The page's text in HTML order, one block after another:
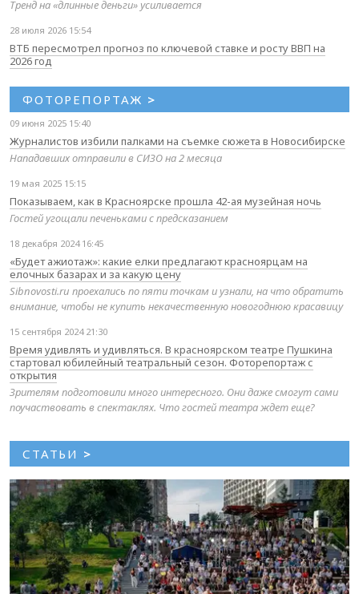
Тренд на «длинные деньги» усиливается
28 июля 2026 15:54
ВТБ пересмотрел прогноз по ключевой ставке и росту ВВП на
2026 год
ФОТОРЕПОРТАЖ >
09 июня 2025 15:40
Журналистов избили палками на съемке сюжета в Новосибирске
Нападавших отправили в СИЗО на 2 месяца
19 мая 2025 15:15
Показываем, как в Красноярске прошла 42-ая музейная ночь
Гостей угощали печеньками с предсказанием
18 декабря 2024 16:45
«Будет ажиотаж»: какие елки предлагают красноярцам на
елочных базарах и за какую цену
Sibnovosti.ru проехались по пяти точкам и узнали, на что обратить
внимание, чтобы не купить некачественную новогоднюю красавицу
15 сентября 2024 21:30
Время удивлять и удивляться. В красноярском театре Пушкина
стартовал юбилейный театральный сезон. Фоторепортаж с
открытия
Зрителям подготовили много интересного. Они даже смогут сами
поучаствовать в спектаклях. Что гостей театра ждет еще?
СТАТЬИ >